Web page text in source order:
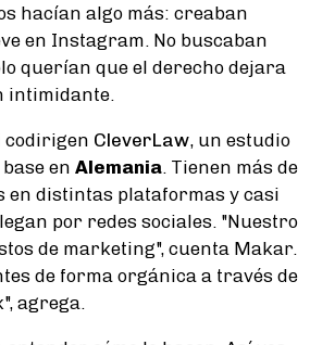
hacían algo más: creaban
en Instagram. No buscaban
querían que el derecho dejara
intimidante.
codirigen CleverLaw, un estudio
en Alemania. Tienen más de
en distintas plataformas y casi
por redes sociales. "Nuestro
de marketing", cuenta Makar.
de forma orgánica a través de
agrega.